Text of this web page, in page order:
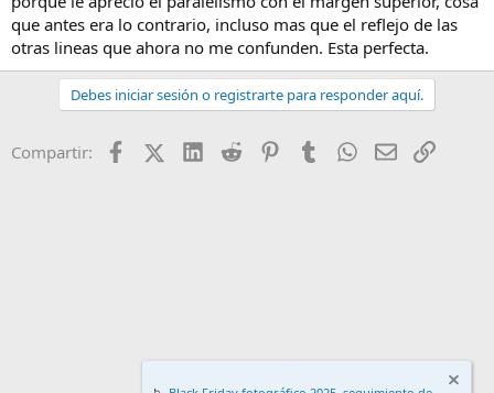
que antes era lo contrario, incluso mas que el reflejo de las
otras lineas que ahora no me confunden. Esta perfecta.
Debes iniciar sesión o registrarte para responder aquí.
Compartir: FacebookX (Twitter)
LinkedIn
Reddit PinterestTumblr WhatsApp
EmailEnlace